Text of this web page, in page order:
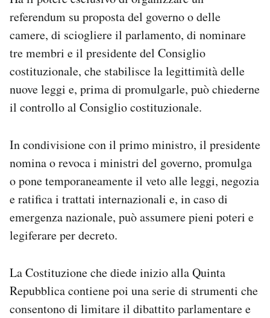
referendum su proposta del governo o delle
camere, di sciogliere il parlamento, di nominare
tre membri e il presidente del Consiglio
costituzionale, che stabilisce la legittimità delle
nuove leggi e, prima di promulgarle, può chiederne
il controllo al Consiglio costituzionale.
In condivisione con il primo ministro, il presidente
nomina o revoca i ministri del governo, promulga
o pone temporaneamente il veto alle leggi, negozia
e ratifica i trattati internazionali e, in caso di
emergenza nazionale, può assumere pieni poteri e
legiferare per decreto.
La Costituzione che diede inizio alla Quinta
Repubblica contiene poi una serie di strumenti che
consentono di limitare il dibattito parlamentare e